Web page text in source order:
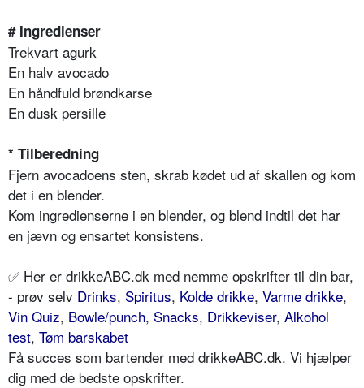
# Ingredienser
Trekvart agurk
En halv avocado
En håndfuld brøndkarse
En dusk persille
* Tilberedning
Fjern avocadoens sten, skrab kødet ud af skallen og kom
det i en blender.
Kom ingredienserne i en blender, og blend indtil det har
en jævn og ensartet konsistens.
✅ Her er drikkeABC.dk med nemme opskrifter til din bar,
- prøv selv Drinks, Spiritus, Kolde drikke, Varme drikke,
Vin Quiz, Bowle/punch, Snacks, Drikkeviser, Alkohol
test, Tøm barskabet
Få succes som bartender med drikkeABC.dk. Vi hjælper
dig med de bedste opskrifter.